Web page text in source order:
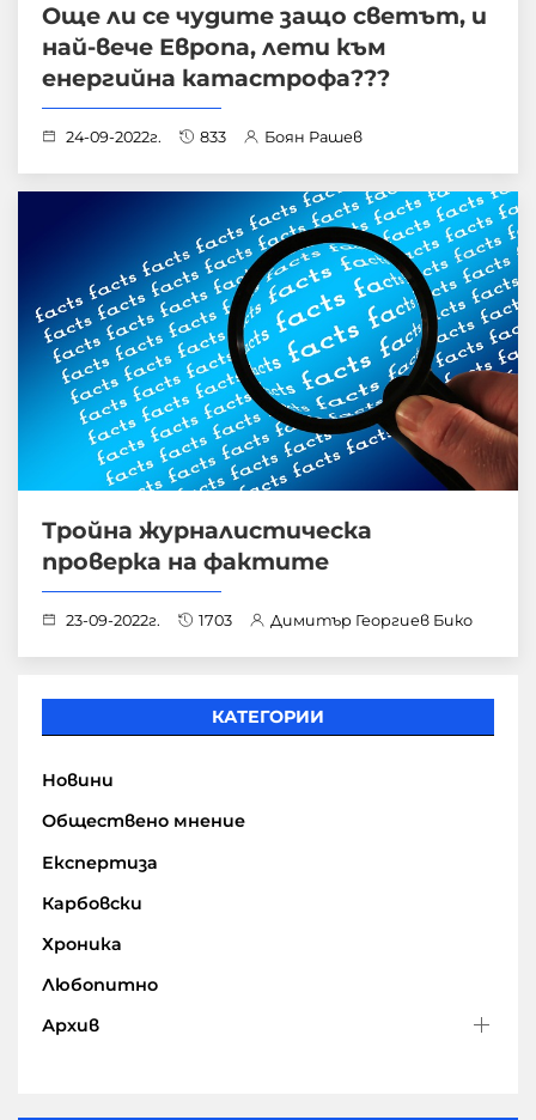
Още ли се чудите защо светът, и
най-вече Европа, лети към
енергийна катастрофа???
24-09-2022г. 833 Боян Рашев
Тройна журналистическа
проверка на фактите
23-09-2022г. 1703 Димитър Георгиев Бико
КАТЕГОРИИ
Новини
Обществено мнение
Експертиза
Карбовски
Хроника
Любопитно
Архив